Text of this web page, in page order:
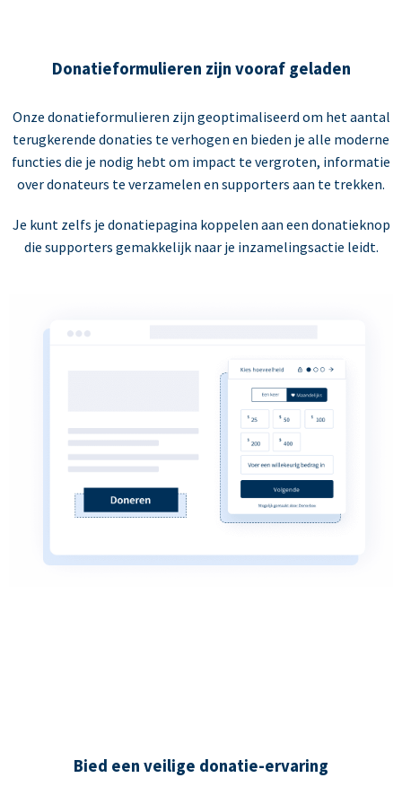
Donatieformulieren zijn vooraf geladen
Onze donatieformulieren zijn geoptimaliseerd om het aantal
terugkerende donaties te verhogen en bieden je alle moderne
functies die je nodig hebt om impact te vergroten, informatie
over donateurs te verzamelen en supporters aan te trekken.
Je kunt zelfs je donatiepagina koppelen aan een donatieknop
die supporters gemakkelijk naar je inzamelingsactie leidt.
Bied een veilige donatie-ervaring